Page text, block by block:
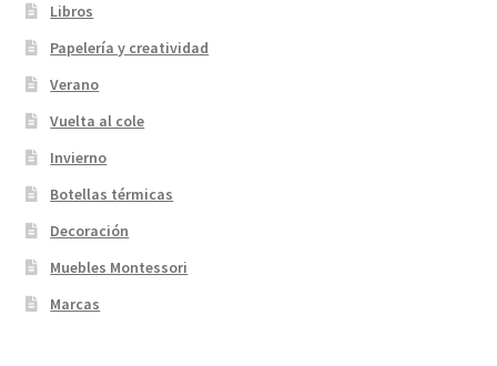
Libros
Papelería y creatividad
Verano
Vuelta al cole
Invierno
Botellas térmicas
Decoración
Muebles Montessori
Marcas